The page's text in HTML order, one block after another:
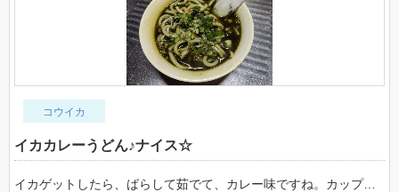
コウイカ
イカカレーうどん♪ナイス☆
イカゲットしたら、ばらして茹でて、カレー味ですね。カップ麺の汁活用だね♪お試しあれ